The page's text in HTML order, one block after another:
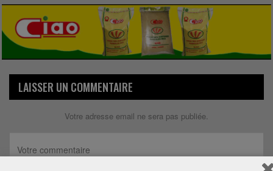
LAISSER UN COMMENTAIRE
Votre adresse email ne sera pas publiée.